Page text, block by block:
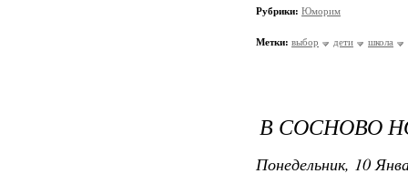
Рубрики: Юморим
Метки: выбор дети школа
В СОСНОВО
Понедельник, 10